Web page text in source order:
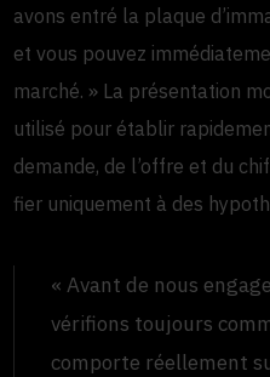
avons entré la plaque
et vous pouvez
marché. » La présentation
utilisé pour établir
demande, de l’offre et du
fier uniquement à des
« Avant de nous
vérifions toujours
comporte réellement